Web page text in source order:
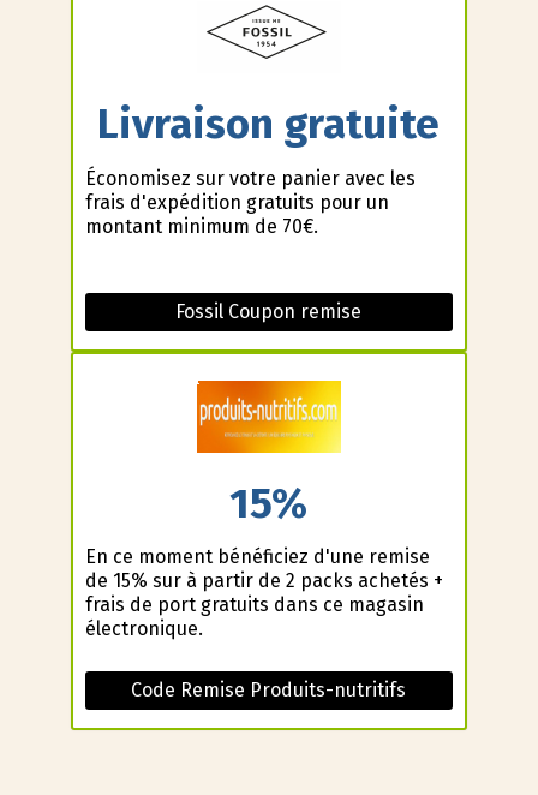
Livraison gratuite
Économisez sur votre panier avec les
frais d'expédition gratuits pour un
montant minimum de 70€.
Fossil Coupon remise
15%
En ce moment bénéficiez d'une remise
de 15% sur à partir de 2 packs achetés +
frais de port gratuits dans ce magasin
électronique.
Code Remise Produits-nutritifs